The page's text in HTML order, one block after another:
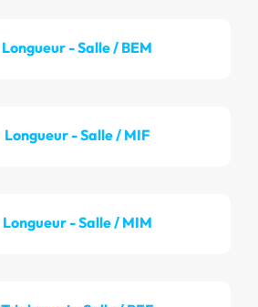
Longueur - Salle / BEM
Longueur - Salle / MIF
Longueur - Salle / MIM